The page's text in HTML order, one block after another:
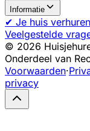
Informatie
✔ Je huis verhuren
Veelgestelde
© 2026
Onderdeel van
Voorwaarden·
privacy